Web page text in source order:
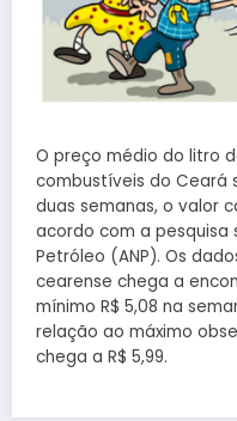
O preço médio do litro
combustíveis do Ceará
duas semanas, o valor
acordo com a pesquisa
Petróleo (ANP). Os
cearense chega a
mínimo R$ 5,08 na
relação ao máximo
chega a R$ 5,99.